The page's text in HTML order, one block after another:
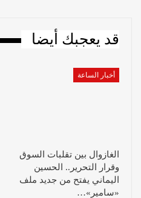
قد يعجبك أيضا
أخبار الساعة
الغازوال بين تقلبات السوق
وقرار التحرير.. الحسين
اليماني يفتح من جديد ملف
«سامير»…